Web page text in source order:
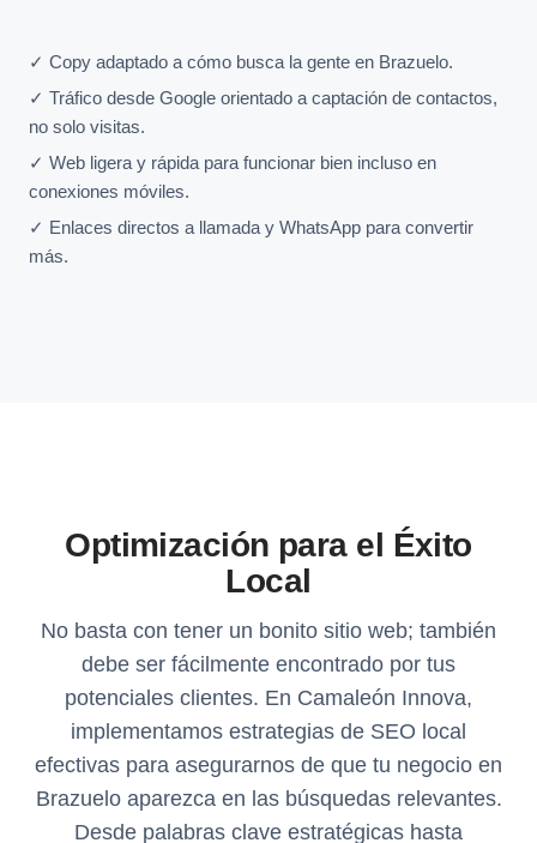
✓ Copy adaptado a cómo busca la gente en Brazuelo.
✓ Tráfico desde Google orientado a captación de contactos,
no solo visitas.
✓ Web ligera y rápida para funcionar bien incluso en
conexiones móviles.
✓ Enlaces directos a llamada y WhatsApp para convertir
más.
Optimización para el Éxito
Local
No basta con tener un bonito sitio web; también
debe ser fácilmente encontrado por tus
potenciales clientes. En Camaleón Innova,
implementamos estrategias de SEO local
efectivas para asegurarnos de que tu negocio en
Brazuelo aparezca en las búsquedas relevantes.
Desde palabras clave estratégicas hasta